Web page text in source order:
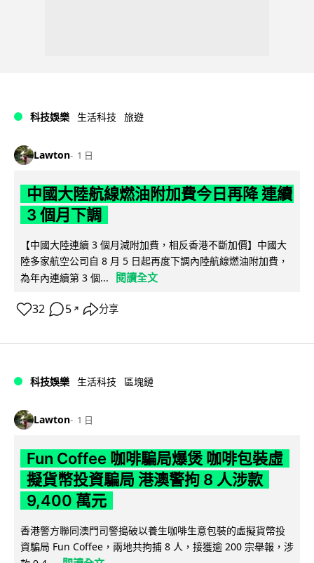
科技娛樂 生活科技 旅遊
Lawton 1 日
中國大陸航線燃油附加費今日再降 連續
3 個月下調
【中國大陸連續 3 個月減附加費，相反香港不斷加價】中國大
陸多家航空公司自 8 月 5 日起再度下調內陸航線燃油附加費，
為年內連續第 3 個...
閱讀全文
32 5 ↗ 分享
科技娛樂 生活科技 區塊鏈
Lawton 1 日
Fun Coffee 咖啡騙局爆煲 咖啡包裝虛
擬貨幣投資騙局 港澳警拘 8 人涉款
9,400 萬元
香港警方聯同澳門司警搗破以養生咖啡生意包裝的虛擬貨幣投
資騙局 Fun Coffee，兩地共拘捕 8 人，接獲逾 200 宗舉報，涉